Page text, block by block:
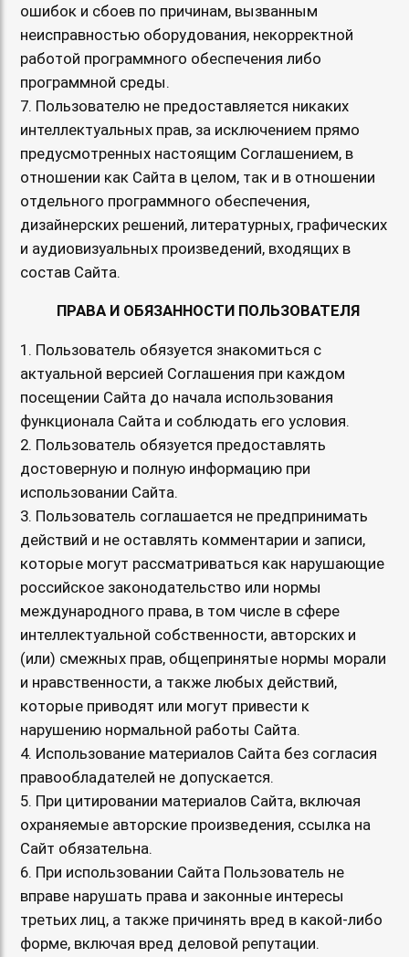
ошибок и сбоев по причинам, вызванным
неисправностью оборудования, некорректной
работой программного обеспечения либо
программной среды.
7. Пользователю не предоставляется никаких
интеллектуальных прав, за исключением прямо
предусмотренных настоящим Соглашением, в
отношении как Сайта в целом, так и в отношении
отдельного программного обеспечения,
дизайнерских решений, литературных, графических
и аудиовизуальных произведений, входящих в
состав Сайта.
ПРАВА И ОБЯЗАННОСТИ ПОЛЬЗОВАТЕЛЯ
1. Пользователь обязуется знакомиться с
актуальной версией Соглашения при каждом
посещении Сайта до начала использования
функционала Сайта и соблюдать его условия.
2. Пользователь обязуется предоставлять
достоверную и полную информацию при
использовании Сайта.
3. Пользователь соглашается не предпринимать
действий и не оставлять комментарии и записи,
которые могут рассматриваться как нарушающие
российское законодательство или нормы
международного права, в том числе в сфере
интеллектуальной собственности, авторских и
(или) смежных прав, общепринятые нормы морали
и нравственности, а также любых действий,
которые приводят или могут привести к
нарушению нормальной работы Сайта.
4. Использование материалов Сайта без согласия
правообладателей не допускается.
5. При цитировании материалов Сайта, включая
охраняемые авторские произведения, ссылка на
Сайт обязательна.
6. При использовании Сайта Пользователь не
вправе нарушать права и законные интересы
третьих лиц, а также причинять вред в какой-либо
форме, включая вред деловой репутации.